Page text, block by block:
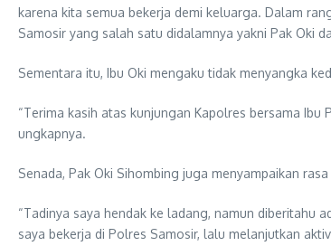
karena kita semua bekerja demi keluarga. Dalam
Samosir yang salah satu didalamnya yakni Pak Oki
Sementara itu, Ibu Oki mengaku tidak menyangka
“Terima kasih atas kunjungan Kapolres bersama
ungkapnya.
Senada, Pak Oki Sihombing juga menyampaikan
“Tadinya saya hendak ke ladang, namun diberitahu
saya bekerja di Polres Samosir, lalu melanjutkan